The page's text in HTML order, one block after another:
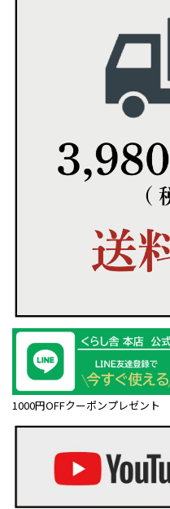
1000円OFFクーポンプレゼント